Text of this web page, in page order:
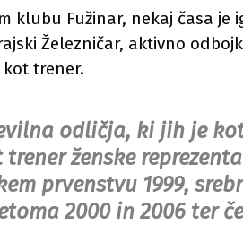
klubu Fužinar, nekaj časa je
Železničar, aktivno
kot trener.
odličja, ki jih je
ženske
prvenstvu 1999,
2000 in 2006 ter